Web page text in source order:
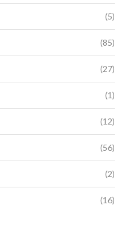
(5)
(85)
(27)
(1)
(12)
(56)
(2)
(16)